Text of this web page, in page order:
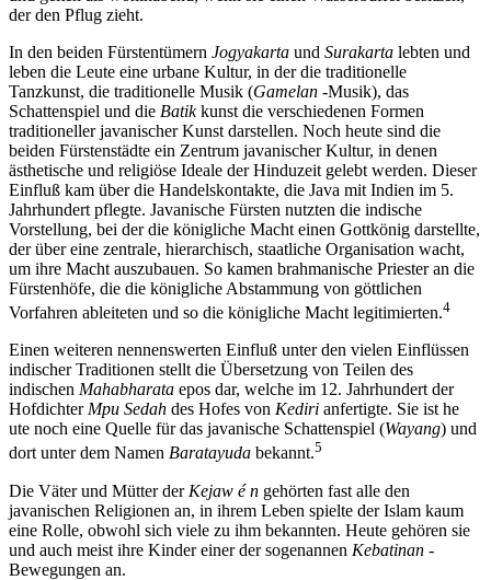
der den Pflug zieht.
In den beiden Fürstentümern Jogyakarta und Surakarta lebten und
leben die Leute eine urbane Kultur, in der die traditionelle
Tanzkunst, die traditionelle Musik (Gamelan -Musik), das
Schattenspiel und die Batikkunst die verschiedenen Formen
traditioneller javanischer Kunst darstellen. Noch heute sind die
beiden Fürstenstädte ein Zentrum javanischer Kultur, in denen
ästhetische und religiöse Ideale der Hinduzeit gelebt werden. Dieser
Einfluß kam über die Handelskontakte, die Java mit Indien im 5.
Jahrhundert pflegte. Javanische Fürsten nutzten die indische
Vorstellung, bei der die königliche Macht einen Gottkönig darstellte,
der über eine zentrale, hierarchisch, staatliche Organisation wacht,
um ihre Macht auszubauen. So kamen brahmanische Priester an die
Fürstenhöfe, die die königliche Abstammung von göttlichen
Vorfahren ableiteten und so die königliche Macht legitimierten.4
Einen weiteren nennenswerten Einfluß unter den vielen Einflüssen
indischer Traditionen stellt die Übersetzung von Teilen des
indischen Mahabharata epos dar, welche im 12. Jahrhundert der
Hofdichter Mpu Sedah des Hofes von Kediri anfertigte. Sie ist he
ute noch eine Quelle für das javanische Schattenspiel (Wayang) und
dort unter dem Namen Baratayuda bekannt.5
Die Väter und Mütter der Kejaw é n gehörten fast alle den
javanischen Religionen an, in ihrem Leben spielte der Islam kaum
eine Rolle, obwohl sich viele zu ihm bekannten. Heute gehören sie
und auch meist ihre Kinder einer der sogenannen Kebatinan -
Bewegungen an.